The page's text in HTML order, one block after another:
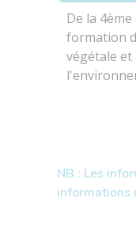
De la
formation
végétale et
NB : Les
informations